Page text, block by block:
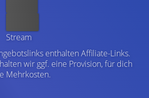
Stream
enthalten Affiliate-Links.
wir ggf. eine Provision, für dich
Mehrkosten.